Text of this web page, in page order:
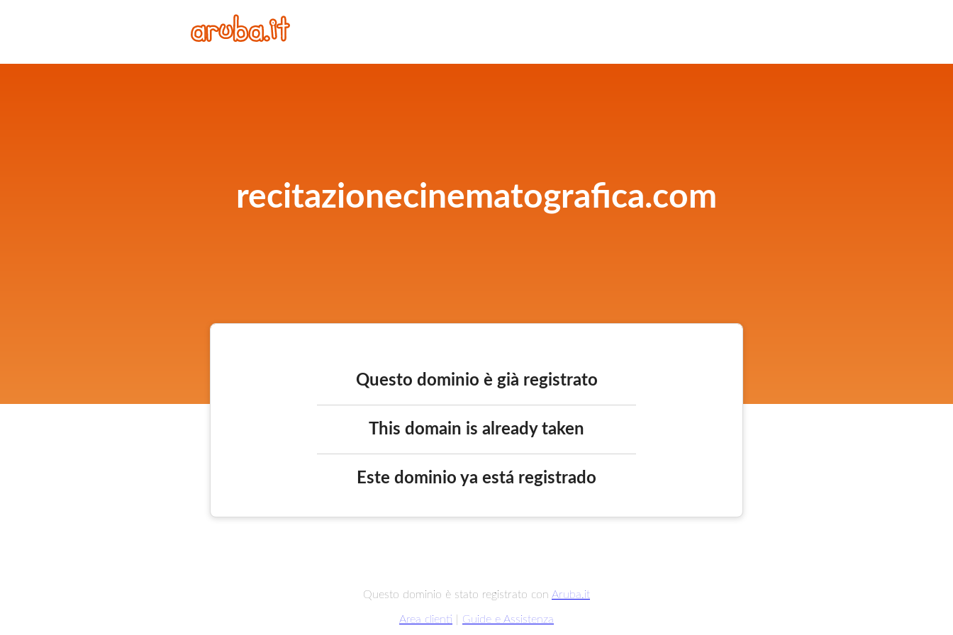
recitazionecinematografica.com
Questo dominio è già registrato
This domain is already taken
Este dominio ya está registrado
Questo dominio è stato registrato con Aruba.it
Area clienti Guide e Assistenza